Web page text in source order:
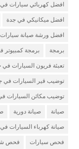
افضل كهربائي سيارات
افضل ميكانيكي في جدة
افضل ورشة صيانة
برمجة برمجة كمبيوتر
تعبئة فريون السيارات في
توضيب قير السيارات في
توضيب مكائن السيارات
صيانة صيانة دورية
صيانة كهرباء السيارات
فحص سيارات فحص